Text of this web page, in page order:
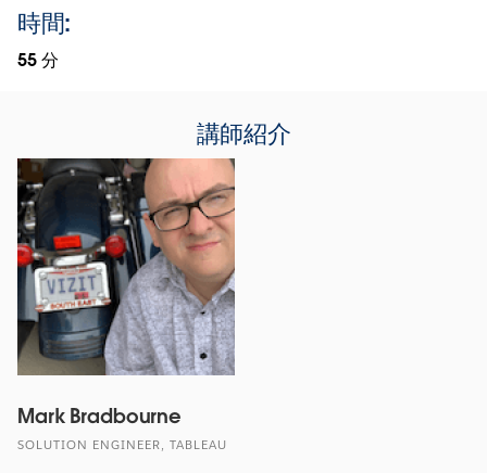
時間:
55 分
講師紹介
Mark Bradbourne
SOLUTION ENGINEER, TABLEAU